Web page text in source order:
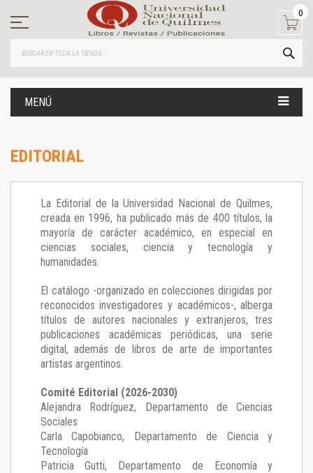
contenido
0
MENÚ
EDITORIAL
La Editorial de la Universidad Nacional de Quilmes,
creada en 1996, ha publicado más de 400 títulos, la
mayoría de carácter académico, en especial en
ciencias sociales, ciencia y tecnología y
humanidades.
El catálogo -organizado en colecciones dirigidas por
reconocidos investigadores y académicos-, alberga
títulos de autores nacionales y extranjeros, tres
publicaciones académicas periódicas, una serie
digital, además de libros de arte de importantes
artistas argentinos.
Comité Editorial (2026-2030)
Alejandra Rodríguez, Departamento de Ciencias
Sociales
Carla Capobianco, Departamento de Ciencia y
Tecnología
Patricia Gutti, Departamento de Economía y